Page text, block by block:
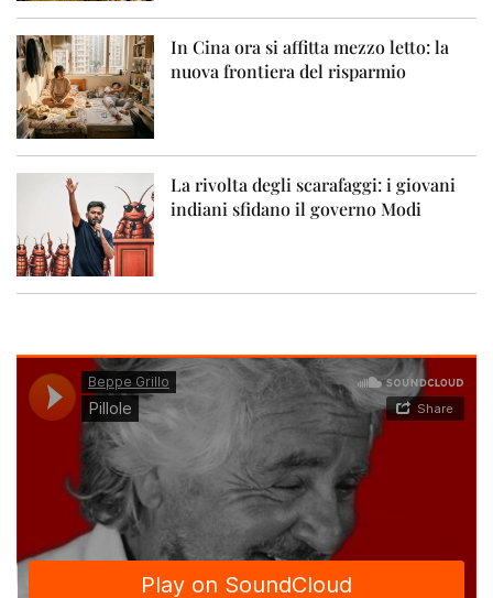
In Cina ora si affitta mezzo letto: la
nuova frontiera del risparmio
La rivolta degli scarafaggi: i giovani
indiani sfidano il governo Modi